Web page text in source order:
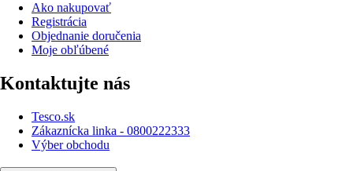
Ako nakupovať
Registrácia
Objednanie doručenia
Moje obľúbené
Kontaktujte nás
Tesco.sk
Zákaznícka linka - 0800222333
Výber obchodu